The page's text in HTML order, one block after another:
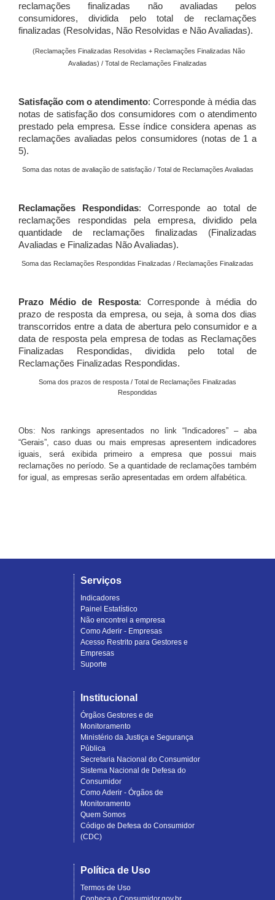
reclamações finalizadas não avaliadas pelos
consumidores, dividida pelo total de reclamações
finalizadas (Resolvidas, Não Resolvidas e Não Avaliadas).
(Reclamações Finalizadas Resolvidas + Reclamações Finalizadas Não
Avaliadas) / Total de Reclamações Finalizadas
Satisfação com o atendimento: Corresponde à média das
notas de satisfação dos consumidores com o atendimento
prestado pela empresa. Esse índice considera apenas as
reclamações avaliadas pelos consumidores (notas de 1 a
5).
Soma das notas de avaliação de satisfação / Total de Reclamações Avaliadas
Reclamações Respondidas: Corresponde ao total de
reclamações respondidas pela empresa, dividido pela
quantidade de reclamações finalizadas (Finalizadas
Avaliadas e Finalizadas Não Avaliadas).
Soma das Reclamações Respondidas Finalizadas / Reclamações Finalizadas
Prazo Médio de Resposta: Corresponde à média do
prazo de resposta da empresa, ou seja, à soma dos dias
transcorridos entre a data de abertura pelo consumidor e a
data de resposta pela empresa de todas as Reclamações
Finalizadas Respondidas, dividida pelo total de
Reclamações Finalizadas Respondidas.
Soma dos prazos de resposta / Total de Reclamações Finalizadas
Respondidas
Obs: Nos rankings apresentados no link “Indicadores” – aba
“Gerais”, caso duas ou mais empresas apresentem indicadores
iguais, será exibida primeiro a empresa que possui mais
reclamações no período. Se a quantidade de reclamações também
for igual, as empresas serão apresentadas em ordem alfabética.
Serviços
Indicadores
Painel Estatístico
Não encontrei a empresa
Como Aderir - Empresas
Acesso Restrito para Gestores e
Empresas
Suporte
Institucional
Órgãos Gestores e de
Monitoramento
Ministério da Justiça e Segurança
Pública
Secretaria Nacional do Consumidor
Sistema Nacional de Defesa do
Consumidor
Como Aderir - Órgãos de
Monitoramento
Quem Somos
Código de Defesa do Consumidor
(CDC)
Política de Uso
Termos de Uso